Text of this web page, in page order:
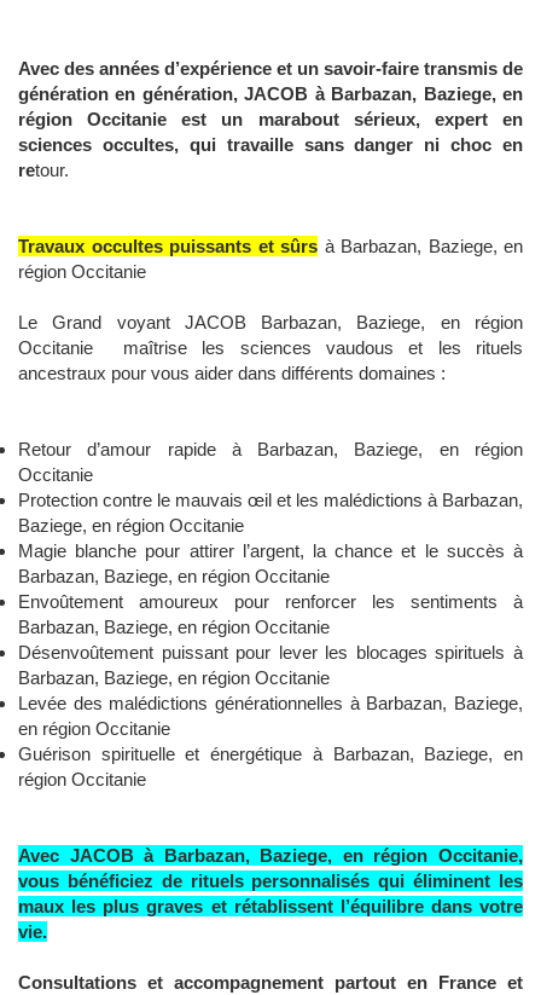
Avec des années d’expérience et un savoir-faire transmis de
génération en génération, JACOB à Barbazan, Baziege, en
région Occitanie est un marabout sérieux, expert en
sciences occultes, qui travaille sans danger ni choc en
retour.
Travaux occultes puissants et sûrs à Barbazan, Baziege, en
région Occitanie
Le Grand voyant JACOB Barbazan, Baziege, en région
Occitanie maîtrise les sciences vaudous et les rituels
ancestraux pour vous aider dans différents domaines :
Retour d’amour rapide à Barbazan, Baziege, en région
Occitanie
Protection contre le mauvais œil et les malédictions à Barbazan,
Baziege, en région Occitanie
Magie blanche pour attirer l’argent, la chance et le succès à
Barbazan, Baziege, en région Occitanie
Envoûtement amoureux pour renforcer les sentiments à
Barbazan, Baziege, en région Occitanie
Désenvoûtement puissant pour lever les blocages spirituels à
Barbazan, Baziege, en région Occitanie
Levée des malédictions générationnelles à Barbazan, Baziege,
en région Occitanie
Guérison spirituelle et énergétique à Barbazan, Baziege, en
région Occitanie
Avec JACOB à Barbazan, Baziege, en région Occitanie,
vous bénéficiez de rituels personnalisés qui éliminent les
maux les plus graves et rétablissent l’équilibre dans votre
vie.
Consultations et accompagnement partout en France et